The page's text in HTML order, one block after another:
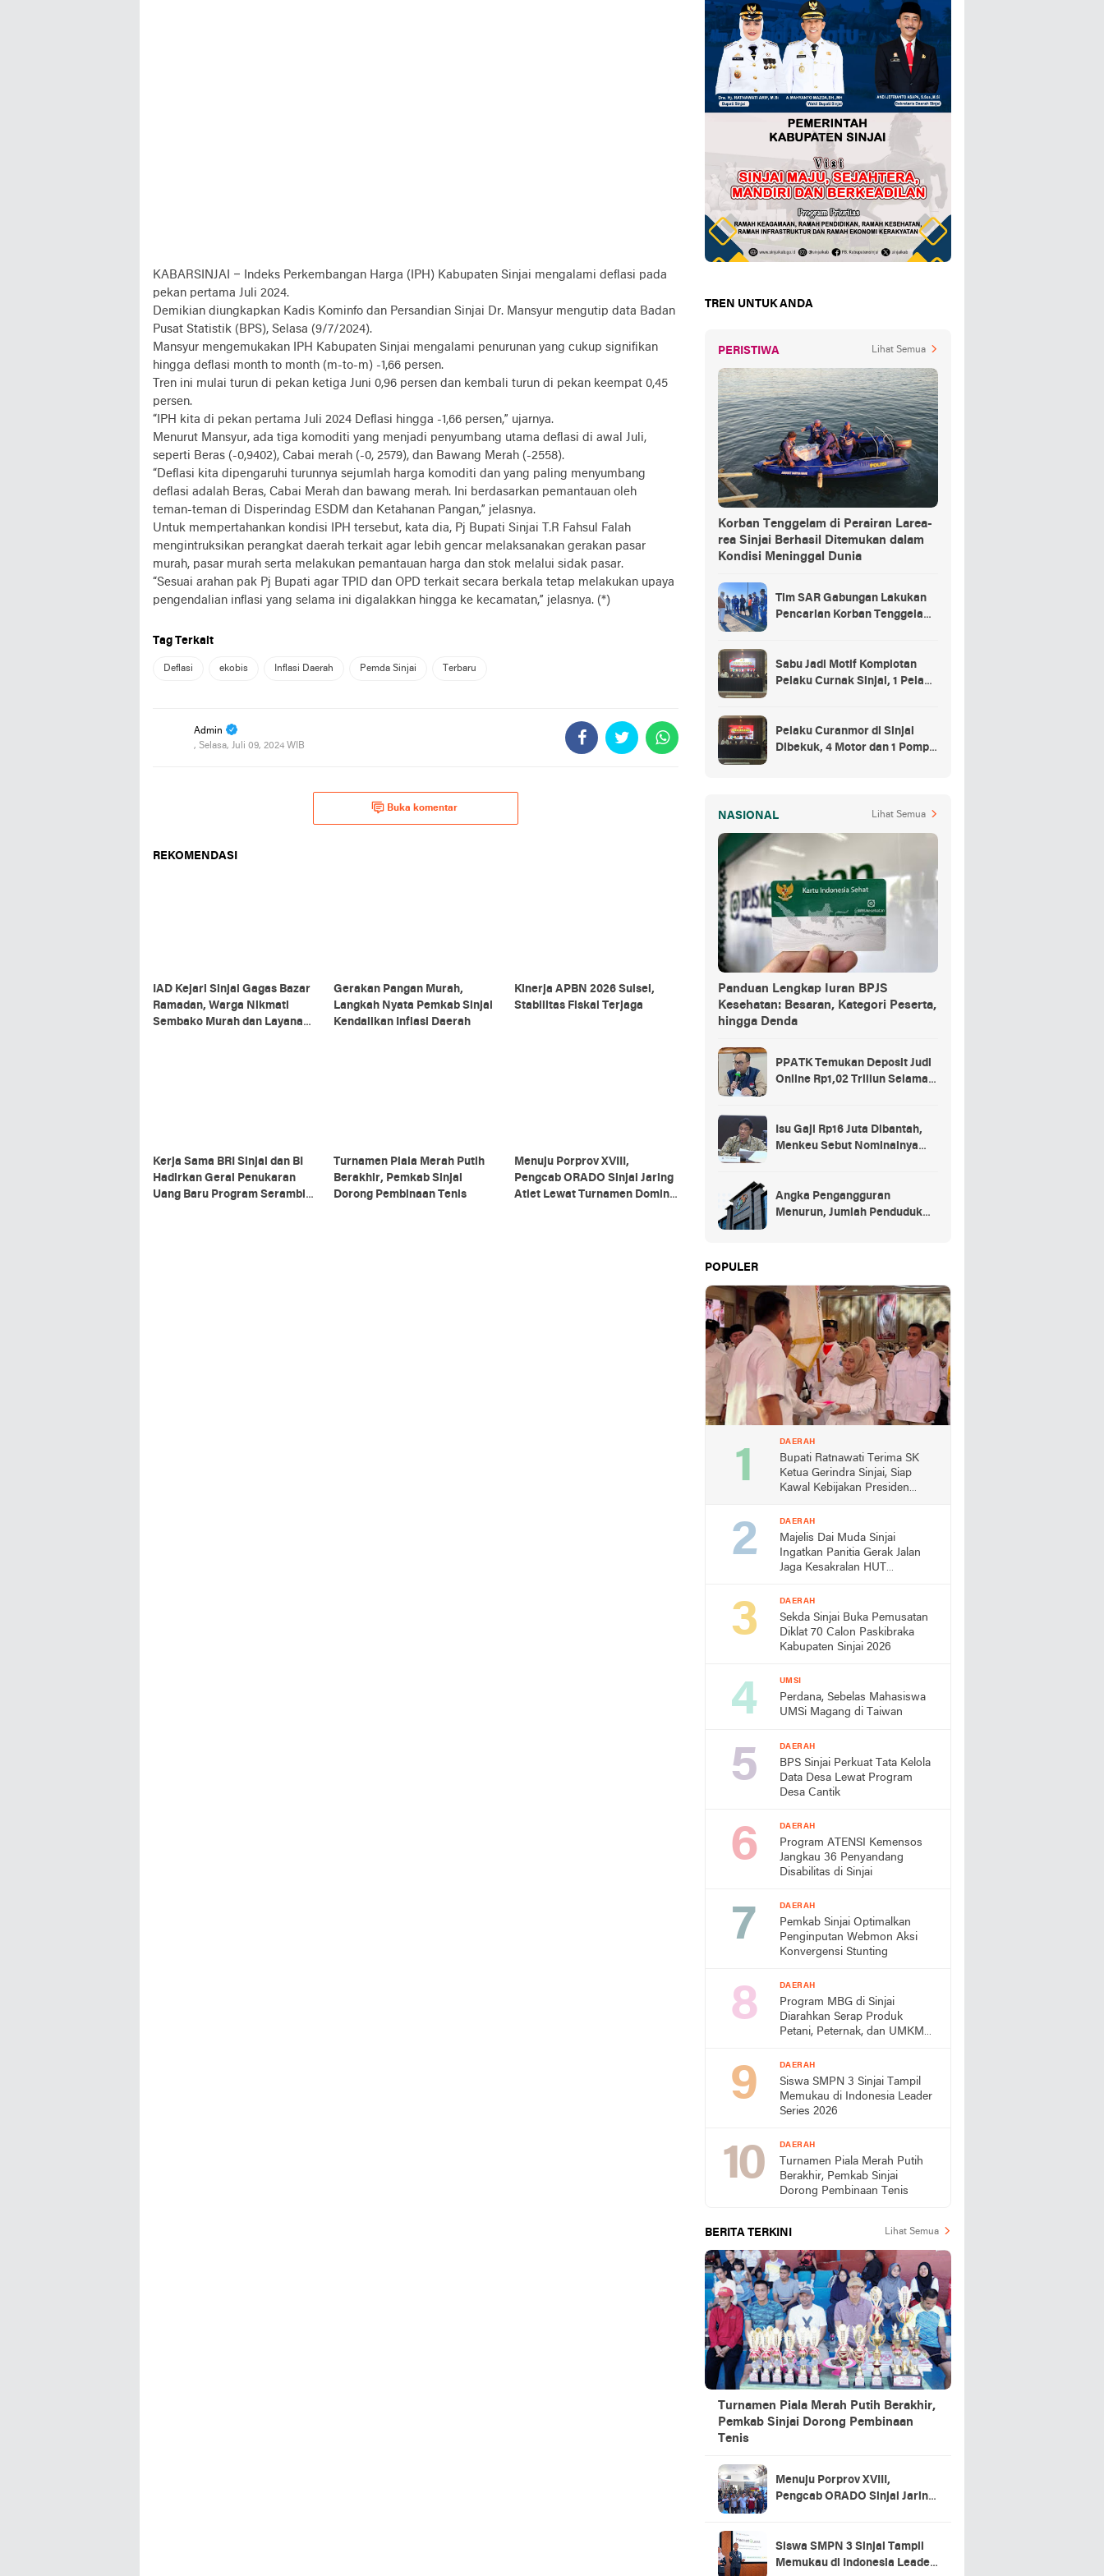
KABARSINJAI –
Indeks Perkembangan Harga (IPH) Kabupaten Sinjai mengalami deflasi pada
pekan pertama Juli 2024.
Demikian diungkapkan Kadis Kominfo dan Persandian Sinjai Dr. Mansyur mengutip data Badan
Pusat Statistik (BPS), Selasa (9/7/2024).
Mansyur mengemukakan IPH Kabupaten Sinjai mengalami penurunan yang cukup signifikan
hingga deflasi month to month (m-to-m) -1,66 persen.
Tren ini mulai turun di pekan ketiga Juni 0,96 persen dan kembali turun di pekan keempat 0,45
persen.
“IPH kita di pekan pertama Juli 2024 Deflasi hingga -1,66 persen,” ujarnya.
Menurut Mansyur, ada tiga komoditi yang menjadi penyumbang utama deflasi di awal Juli,
seperti Beras (-0,9402), Cabai merah (-0, 2579), dan Bawang Merah (-2558).
“Deflasi kita dipengaruhi turunnya sejumlah harga komoditi dan yang paling menyumbang
deflasi adalah Beras, Cabai Merah dan bawang merah. Ini berdasarkan pemantauan oleh
teman-teman di Disperindag ESDM dan Ketahanan Pangan,” jelasnya.
Untuk mempertahankan kondisi IPH tersebut, kata dia, Pj Bupati Sinjai T.R Fahsul Falah
mengintruksikan perangkat daerah terkait agar lebih gencar melaksanakan gerakan pasar
murah, pasar murah serta melakukan pemantauan harga dan stok melalui sidak pasar.
“Sesuai arahan pak Pj Bupati agar TPID dan OPD terkait secara berkala tetap melakukan upaya
pengendalian inflasi yang selama ini digalakkan hingga ke kecamatan,” jelasnya. (*)
Tag Terkait
Deflasi ekobis Inflasi Daerah Pemda Sinjai Terbaru
Admin
, Selasa, Juli 09, 2024 WIB
Buka komentar
REKOMENDASI
IAD Kejari Sinjai Gagas Bazar
Ramadan, Warga Nikmati
Sembako Murah dan Layanan
Gerakan Pangan Murah,
Langkah Nyata Pemkab Sinjai
Kendalikan Inflasi Daerah
Kinerja APBN 2026 Sulsel,
Stabilitas Fiskal Terjaga
Kerja Sama BRI Sinjai dan BI
Hadirkan Gerai Penukaran
Uang Baru Program Serambi
Turnamen Piala Merah Putih
Berakhir, Pemkab Sinjai
Dorong Pembinaan Tenis
Menuju Porprov XVIII,
Pengcab ORADO Sinjai Jaring
Atlet Lewat Turnamen Domino
TREN UNTUK ANDA
PERISTIWA Lihat Semua
Korban Tenggelam di Perairan Larea-
rea Sinjai Berhasil Ditemukan dalam
Kondisi Meninggal Dunia
Tim SAR Gabungan Lakukan
Pencarian Korban Tenggelam
Sabu Jadi Motif Komplotan
Pelaku Curnak Sinjai, 1 Pelaku
Pelaku Curanmor di Sinjai
Dibekuk, 4 Motor dan 1 Pompa
NASIONAL Lihat Semua
Panduan Lengkap Iuran BPJS
Kesehatan: Besaran, Kategori Peserta,
hingga Denda
PPATK Temukan Deposit Judi
Online Rp1,02 Triliun Selama
Isu Gaji Rp16 Juta Dibantah,
Menkeu Sebut Nominalnya
Angka Pengangguran
Menurun, Jumlah Penduduk
POPULER
DAERAH
Bupati Ratnawati Terima SK
Ketua Gerindra Sinjai, Siap
Kawal Kebijakan Presiden
DAERAH
Majelis Dai Muda Sinjai
Ingatkan Panitia Gerak Jalan
Jaga Kesakralan HUT
DAERAH
Sekda Sinjai Buka Pemusatan
Diklat 70 Calon Paskibraka
Kabupaten Sinjai 2026
UMSI
Perdana, Sebelas Mahasiswa
UMSi Magang di Taiwan
DAERAH
BPS Sinjai Perkuat Tata Kelola
Data Desa Lewat Program
Desa Cantik
DAERAH
Program ATENSI Kemensos
Jangkau 36 Penyandang
Disabilitas di Sinjai
DAERAH
Pemkab Sinjai Optimalkan
Penginputan Webmon Aksi
Konvergensi Stunting
DAERAH
Program MBG di Sinjai
Diarahkan Serap Produk
Petani, Peternak, dan UMKM
DAERAH
Siswa SMPN 3 Sinjai Tampil
Memukau di Indonesia Leader
Series 2026
DAERAH
Turnamen Piala Merah Putih
Berakhir, Pemkab Sinjai
Dorong Pembinaan Tenis
BERITA TERKINI Lihat Semua
Turnamen Piala Merah Putih Berakhir,
Pemkab Sinjai Dorong Pembinaan
Tenis
Menuju Porprov XVIII,
Pengcab ORADO Sinjai Jaring
Siswa SMPN 3 Sinjai Tampil
Memukau di Indonesia Leader